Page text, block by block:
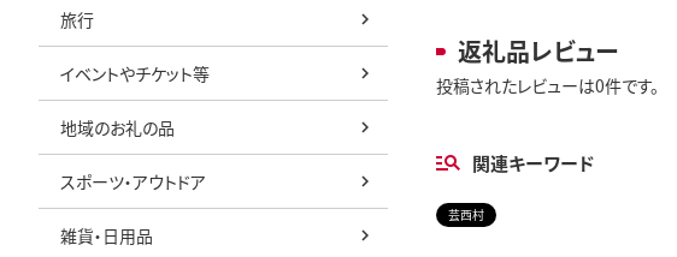
旅行
イベントやチケット等
地域のお礼の品
スポーツ・アウトドア
雑貨・日用品
返礼品レビュー
投稿されたレビューは0件です。
関連キーワード
芸西村